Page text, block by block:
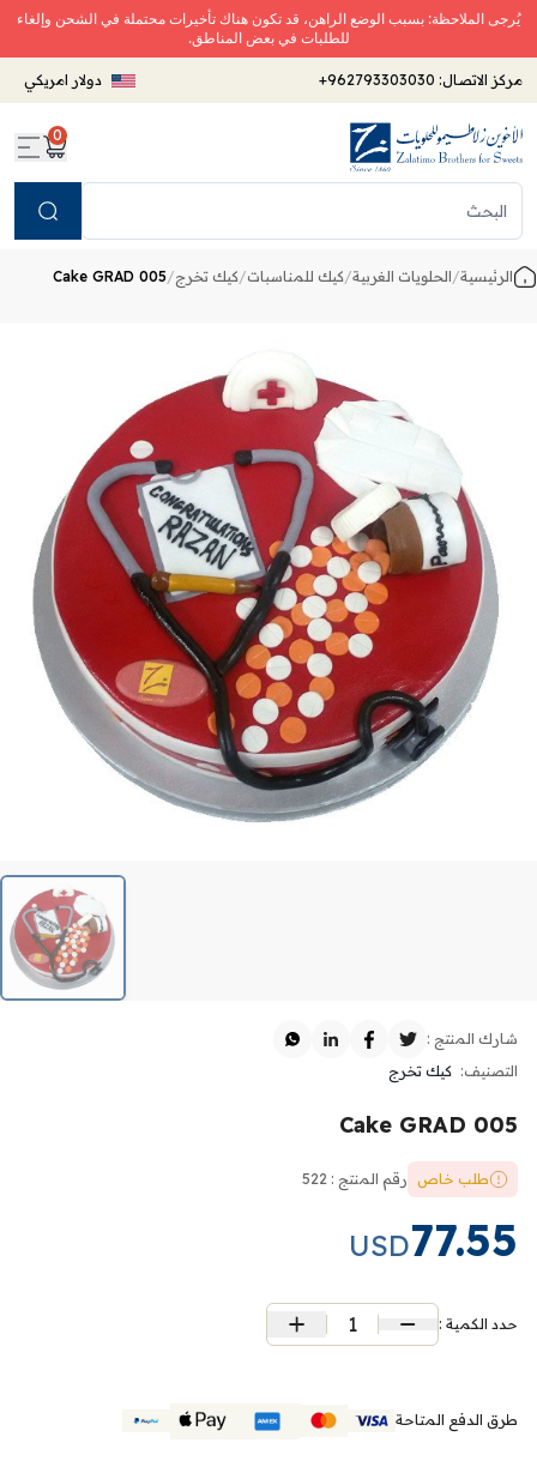
يُرجى الملاحظة: بسبب الوضع الراهن، قد تكون هناك تأخيرات محتملة في الشحن وإلغاء
للطلبات في بعض المناطق.
مركز الاتصال: +962793303030 دولار امريكي
0
الرئيسية/الحلويات الغربية/كيك للمناسبات/كيك تخرج/
Cake GRAD 005
التصنيف: كيك تخرج
شارك المنتج :
Cake GRAD 005
طلب خاص رقم المنتج : 522
77.55
USD
حدد الكمية : 1
طرق الدفع المتاحة